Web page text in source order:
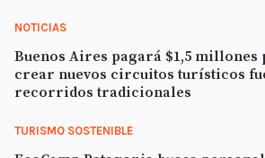
NOTICIAS
Buenos Aires pagará $1,5 millones
crear nuevos circuitos turísticos
recorridos tradicionales
TURISMO SOSTENIBLE